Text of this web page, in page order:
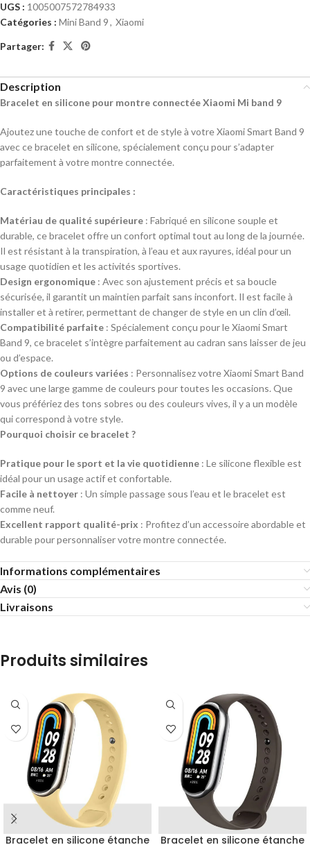
UGS : 1005007572784933
Catégories : Mini Band 9, Xiaomi
Partager:
Description
Bracelet en silicone pour montre connectée Xiaomi Mi band 9
Ajoutez une touche de confort et de style à votre Xiaomi Smart Band 9
avec ce bracelet en silicone, spécialement conçu pour s’adapter
parfaitement à votre montre connectée.
Caractéristiques principales :
Matériau de qualité supérieure : Fabriqué en silicone souple et
durable, ce bracelet offre un confort optimal tout au long de la journée.
Il est résistant à la transpiration, à l’eau et aux rayures, idéal pour un
usage quotidien et les activités sportives.
Design ergonomique : Avec son ajustement précis et sa boucle
sécurisée, il garantit un maintien parfait sans inconfort. Il est facile à
installer et à retirer, permettant de changer de style en un clin d’œil.
Compatibilité parfaite : Spécialement conçu pour le Xiaomi Smart
Band 9, ce bracelet s’intègre parfaitement au cadran sans laisser de jeu
ou d’espace.
Options de couleurs variées : Personnalisez votre Xiaomi Smart Band
9 avec une large gamme de couleurs pour toutes les occasions. Que
vous préfériez des tons sobres ou des couleurs vives, il y a un modèle
qui correspond à votre style.
Pourquoi choisir ce bracelet ?
Pratique pour le sport et la vie quotidienne : Le silicone flexible est
idéal pour un usage actif et confortable.
Facile à nettoyer : Un simple passage sous l’eau et le bracelet est
comme neuf.
Excellent rapport qualité-prix : Profitez d’un accessoire abordable et
durable pour personnaliser votre montre connectée.
Informations complémentaires
Avis (0)
Livraisons
Produits similaires
Bracelet en silicone étanche Bracelet en silicone étanche